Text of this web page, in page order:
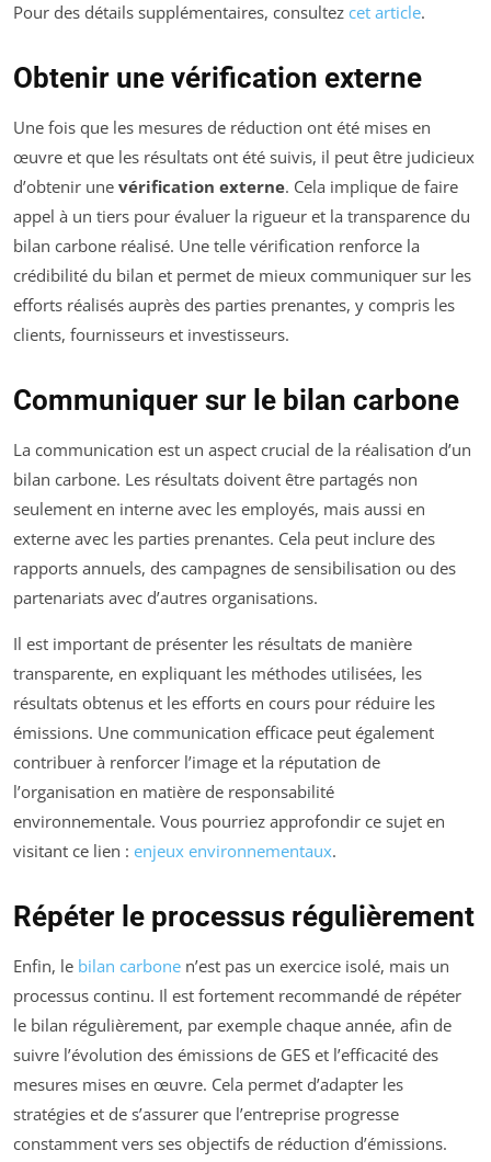
Pour des détails supplémentaires, consultez cet article.
Obtenir une vérification externe
Une fois que les mesures de réduction ont été mises en
œuvre et que les résultats ont été suivis, il peut être judicieux
d’obtenir une vérification externe. Cela implique de faire
appel à un tiers pour évaluer la rigueur et la transparence du
bilan carbone réalisé. Une telle vérification renforce la
crédibilité du bilan et permet de mieux communiquer sur les
efforts réalisés auprès des parties prenantes, y compris les
clients, fournisseurs et investisseurs.
Communiquer sur le bilan carbone
La communication est un aspect crucial de la réalisation d’un
bilan carbone. Les résultats doivent être partagés non
seulement en interne avec les employés, mais aussi en
externe avec les parties prenantes. Cela peut inclure des
rapports annuels, des campagnes de sensibilisation ou des
partenariats avec d’autres organisations.
Il est important de présenter les résultats de manière
transparente, en expliquant les méthodes utilisées, les
résultats obtenus et les efforts en cours pour réduire les
émissions. Une communication efficace peut également
contribuer à renforcer l’image et la réputation de
l’organisation en matière de responsabilité
environnementale. Vous pourriez approfondir ce sujet en
visitant ce lien : enjeux environnementaux.
Répéter le processus régulièrement
Enfin, le bilan carbone n’est pas un exercice isolé, mais un
processus continu. Il est fortement recommandé de répéter
le bilan régulièrement, par exemple chaque année, afin de
suivre l’évolution des émissions de GES et l’efficacité des
mesures mises en œuvre. Cela permet d’adapter les
stratégies et de s’assurer que l’entreprise progresse
constamment vers ses objectifs de réduction d’émissions.